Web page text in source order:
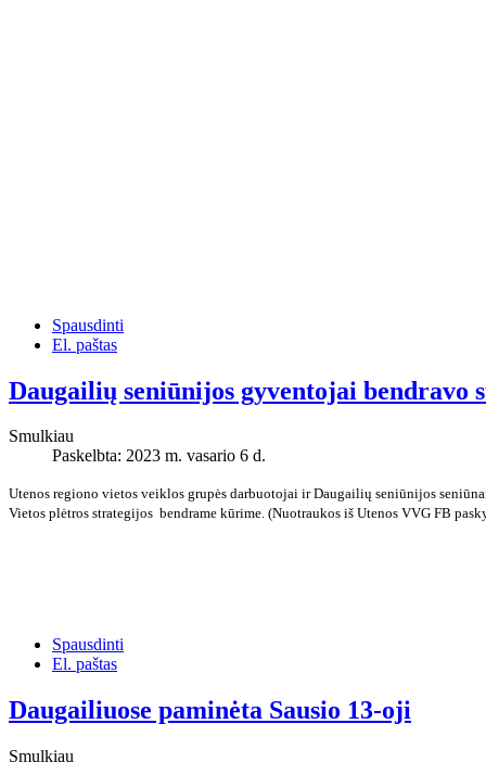
Spausdinti
El. paštas
Daugailių seniūnijos gyventojai bendravo
Smulkiau
Paskelbta: 2023 m. vasario 6 d.
Utenos regiono vietos veiklos grupės darbuotojai ir Daugailių seniūnijos
Vietos plėtros strategijos bendrame kūrime. (Nuotraukos iš Utenos VVG FB
Spausdinti
El. paštas
Daugailiuose paminėta Sausio 13-oji
Smulkiau